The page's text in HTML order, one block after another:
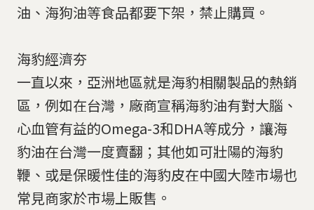
油、海狗油等食品都要下架，禁止購買。
海豹經濟夯
一直以來，亞洲地區就是海豹相關製品的熱銷
區，例如在台灣，廠商宣稱海豹油有對大腦、
心血管有益的Omega-3和DHA等成分，讓海
豹油在台灣一度賣翻；其他如可壯陽的海豹
鞭、或是保暖性佳的海豹皮在中國大陸市場也
常見商家於市場上販售。